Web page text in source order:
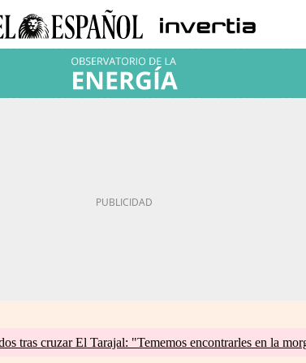
tras cruzar El Tarajal: "Tememos encontrarles en la